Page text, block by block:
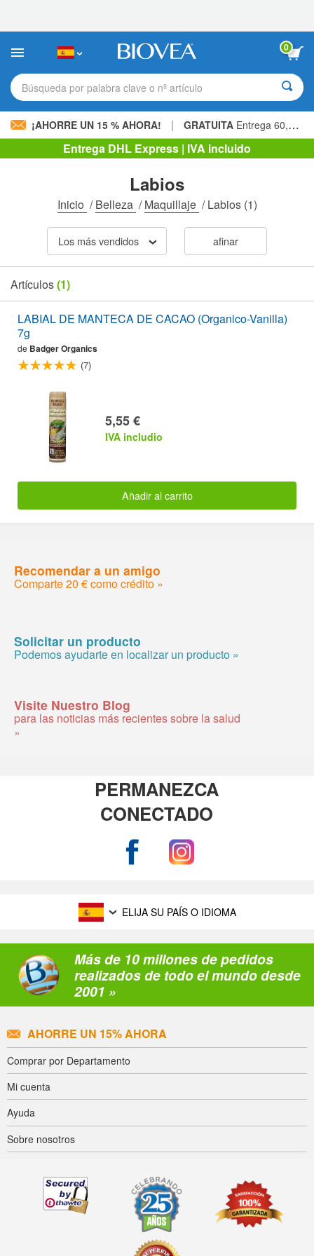
sitio
incluye
sistema
de
0
Búsqueda por palabra clave o nº artículo
¡AHORRE UN 15 % AHORA! | GRATUITA Entrega 60,00 € »
Entrega DHL Express | IVA incluido
Labios
Inicio /Belleza /Maquillaje /Labios(1)
Los más vendidos afinar
Artículos(1)
LABIAL DE MANTECA DE CACAO (Organico-Vanilla)
7g
de Badger Organics
(7)
5,55 €
IVA includio
Añadir al carrito
Recomendar a un amigo
Comparte 20 € como crédito »
Solicitar un producto
Podemos ayudarte en localizar un producto »
Visite Nuestro Blog
para las noticias más recientes sobre la salud
»
PERMANEZCA
CONECTADO
ELIJA SU PAÍS O IDIOMA
Más de 10 millones de pedidos
realizados de todo el mundo desde
2001 »
AHORRE UN 15% AHORA
Comprar por Departamento
Mi cuenta
Ayuda
Sobre nosotros